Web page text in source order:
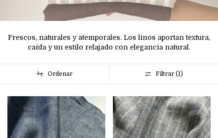
Frescos, naturales y atemporales. Los linos aportan textura,
caída y un estilo relajado con elegancia natural.
Ordenar Filtrar (1)